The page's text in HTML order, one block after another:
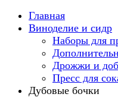
Главная
Виноделие и сидр
Наборы для
Дрожжи и
Пресс для
Дубовые бочки